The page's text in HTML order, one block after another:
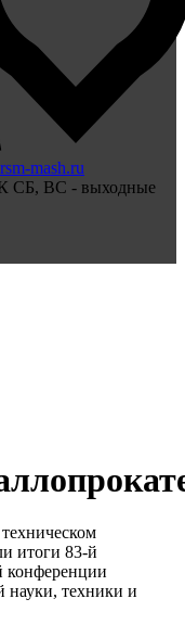
mash.ru
СБ, ВС - выходные
итоги 83-й
конференции
науки, техники и